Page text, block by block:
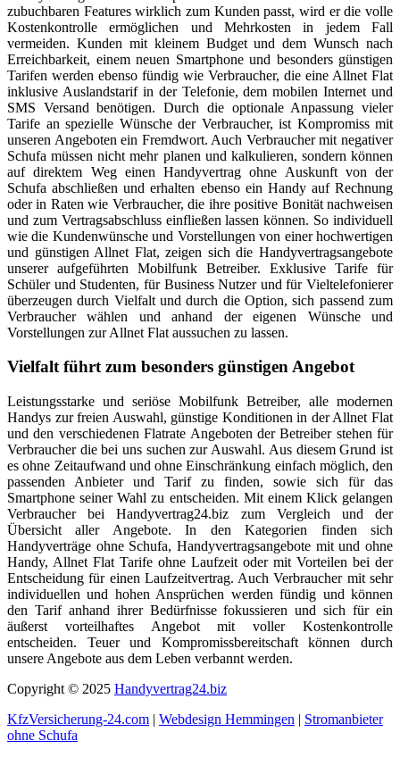
zubuchbaren Features wirklich zum Kunden passt, wird er die volle
Kostenkontrolle ermöglichen und Mehrkosten in jedem Fall
vermeiden. Kunden mit kleinem Budget und dem Wunsch nach
Erreichbarkeit, einem neuen Smartphone und besonders günstigen
Tarifen werden ebenso fündig wie Verbraucher, die eine Allnet Flat
inklusive Auslandstarif in der Telefonie, dem mobilen Internet und
SMS Versand benötigen. Durch die optionale Anpassung vieler
Tarife an spezielle Wünsche der Verbraucher, ist Kompromiss mit
unseren Angeboten ein Fremdwort. Auch Verbraucher mit negativer
Schufa müssen nicht mehr planen und kalkulieren, sondern können
auf direktem Weg einen Handyvertrag ohne Auskunft von der
Schufa abschließen und erhalten ebenso ein Handy auf Rechnung
oder in Raten wie Verbraucher, die ihre positive Bonität nachweisen
und zum Vertragsabschluss einfließen lassen können. So individuell
wie die Kundenwünsche und Vorstellungen von einer hochwertigen
und günstigen Allnet Flat, zeigen sich die Handyvertragsangebote
unserer aufgeführten Mobilfunk Betreiber. Exklusive Tarife für
Schüler und Studenten, für Business Nutzer und für Vieltelefonierer
überzeugen durch Vielfalt und durch die Option, sich passend zum
Verbraucher wählen und anhand der eigenen Wünsche und
Vorstellungen zur Allnet Flat aussuchen zu lassen.
Vielfalt führt zum besonders günstigen Angebot
Leistungsstarke und seriöse Mobilfunk Betreiber, alle modernen
Handys zur freien Auswahl, günstige Konditionen in der Allnet Flat
und den verschiedenen Flatrate Angeboten der Betreiber stehen für
Verbraucher die bei uns suchen zur Auswahl. Aus diesem Grund ist
es ohne Zeitaufwand und ohne Einschränkung einfach möglich, den
passenden Anbieter und Tarif zu finden, sowie sich für das
Smartphone seiner Wahl zu entscheiden. Mit einem Klick gelangen
Verbraucher bei Handyvertrag24.biz zum Vergleich und der
Übersicht aller Angebote. In den Kategorien finden sich
Handyverträge ohne Schufa, Handyvertragsangebote mit und ohne
Handy, Allnet Flat Tarife ohne Laufzeit oder mit Vorteilen bei der
Entscheidung für einen Laufzeitvertrag. Auch Verbraucher mit sehr
individuellen und hohen Ansprüchen werden fündig und können
den Tarif anhand ihrer Bedürfnisse fokussieren und sich für ein
äußerst vorteilhaftes Angebot mit voller Kostenkontrolle
entscheiden. Teuer und Kompromissbereitschaft können durch
unsere Angebote aus dem Leben verbannt werden.
Copyright © 2025 Handyvertrag24.biz
KfzVersicherung-24.com | Webdesign Hemmingen | Stromanbieter
ohne Schufa